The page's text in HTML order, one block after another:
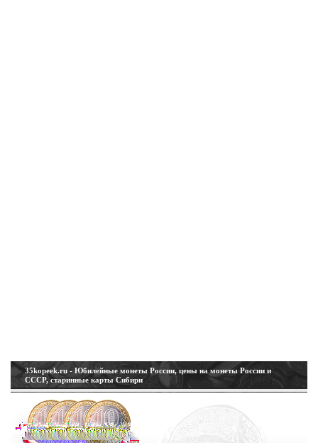
35kopeek.ru - Юбилейные монеты России, цены на монеты России и
СССР, старинные карты Сибири